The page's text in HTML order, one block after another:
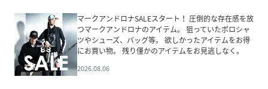
マークアンドロナSALEスタート！ 圧倒的な存在感を放
つマークアンドロナのアイテム。 狙っていたポロシャ
ツやシューズ、バッグ等。 欲しかったアイテムをお得
にお買い物。 残り僅かのアイテムをお見逃しなく。
2026.08.06